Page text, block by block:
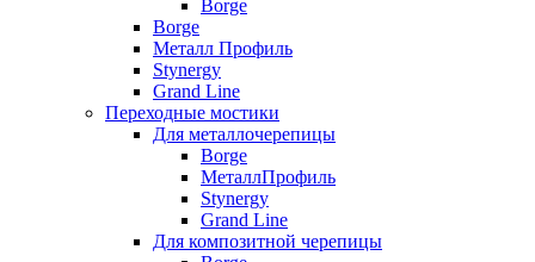
Borge
Borge
Металл Профиль
Stynergy
Grand Line
Переходные мостики
Для металлочерепицы
Borge
МеталлПрофиль
Stynergy
Grand Line
Для композитной черепицы